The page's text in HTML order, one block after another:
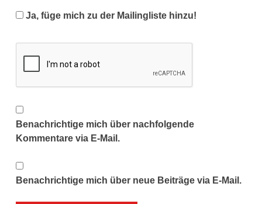
Ja, füge mich zu der Mailingliste hinzu!
Benachrichtige mich über nachfolgende
Kommentare via E-Mail.
Benachrichtige mich über neue Beiträge via E-Mail.